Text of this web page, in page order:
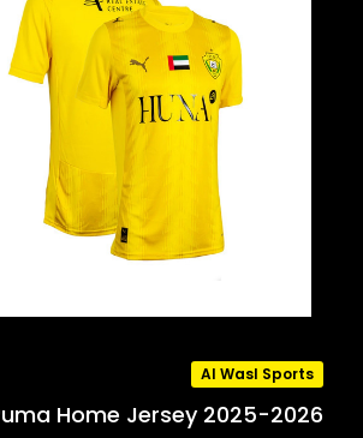
Al Wasl Sports
Home Jersey 2025-2026